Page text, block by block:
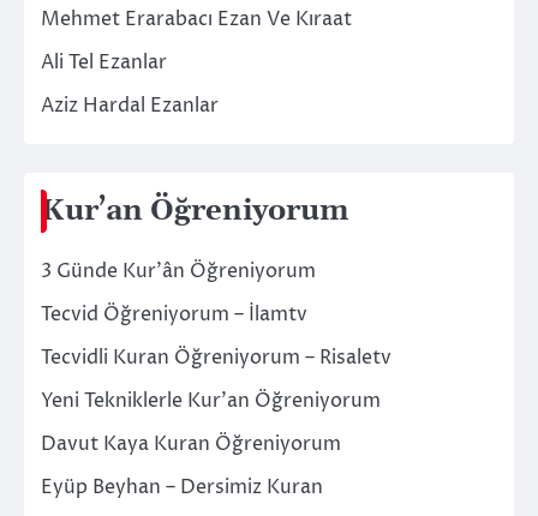
Mehmet Erarabacı Ezan Ve Kıraat
Ali Tel Ezanlar
Aziz Hardal Ezanlar
Kur’an Öğreniyorum
3 Günde Kur’ân Öğreniyorum
Tecvid Öğreniyorum – İlamtv
Tecvidli Kuran Öğreniyorum – Risaletv
Yeni Tekniklerle Kur’an Öğreniyorum
Davut Kaya Kuran Öğreniyorum
Eyüp Beyhan – Dersimiz Kuran